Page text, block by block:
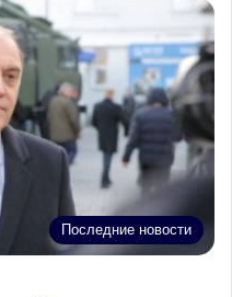
Последние новости